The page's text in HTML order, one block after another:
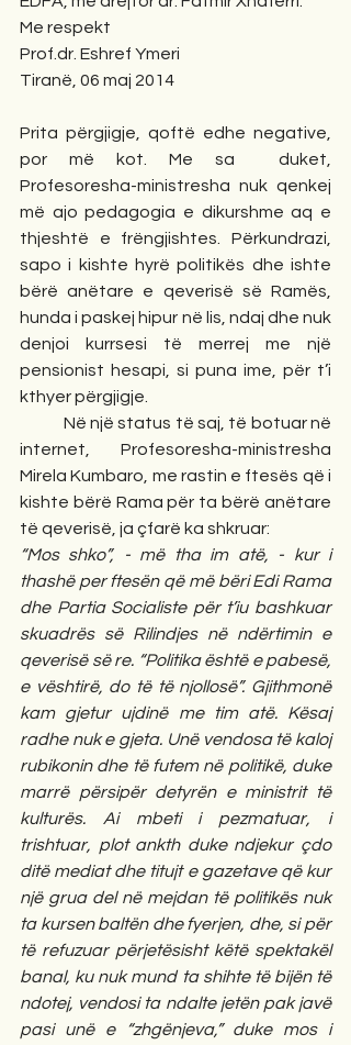
Me respekt
Prof.dr. Eshref Ymeri
Tiranë, 06 maj 2014
Prita përgjigje, qoftë edhe negative,
por më kot. Me sa  duket,
Profesoresha-ministresha nuk qenkej
më ajo pedagogia e dikurshme aq e
thjeshtë e frëngjishtes. Përkundrazi,
sapo i kishte hyrë politikës dhe ishte
bërë anëtare e qeverisë së Ramës,
hunda i paskej hipur në lis, ndaj dhe nuk
denjoi kurrsesi të merrej me një
pensionist hesapi, si puna ime, për t’i
kthyer përgjigje.
Në një status të saj, të botuar në
internet, Profesoresha-ministresha
Mirela Kumbaro, me rastin e ftesës që i
kishte bërë Rama për ta bërë anëtare
të qeverisë, ja çfarë ka shkruar:
“Mos shko”, - më tha im atë, - kur i
thashë per ftesën që më bëri Edi Rama
dhe Partia Socialiste për t’iu bashkuar
skuadrës së Rilindjes në ndërtimin e
qeverisë së re. “Politika është e pabesë,
e vështirë, do të të njollosë”. Gjithmonë
kam gjetur ujdinë me tim atë. Kësaj
radhe nuk e gjeta. Unë vendosa të kaloj
rubikonin dhe të futem në politikë, duke
marrë përsipër detyrën e ministrit të
kulturës. Ai mbeti i pezmatuar, i
trishtuar, plot ankth duke ndjekur çdo
ditë mediat dhe titujt e gazetave që kur
një grua del në mejdan të politikës nuk
ta kursen baltën dhe fyerjen, dhe, si për
të refuzuar përjetësisht këtë spektakël
banal, ku nuk mund ta shihte të bijën të
ndotej, vendosi ta ndalte jetën pak javë
pasi unë e “zhgënjeva,” duke mos i